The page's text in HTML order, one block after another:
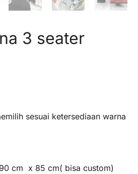
3 seater
sesuai ketersediaan warna
cm x 85 cm( bisa custom)